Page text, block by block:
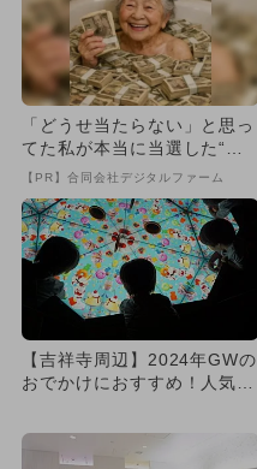
「どうせ当たらない」と思っ
てた私が本当に当選した“買
い方”がこれ
【PR】合同会社デジタルファーム
【吉祥寺周辺】2024年GWの
おでかけにおすすめ！人気の